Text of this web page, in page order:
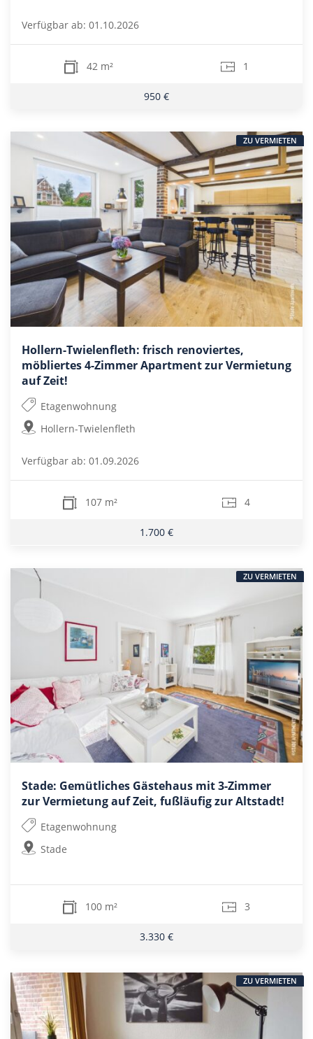
Verfügbar ab: 01.10.2026
42 m² 1
950 €
Hollern-Twielenfleth: frisch renoviertes,
möbliertes 4-Zimmer Apartment zur Vermietung
auf Zeit!
Etagenwohnung
Hollern-Twielenfleth
Verfügbar ab: 01.09.2026
107 m² 4
1.700 €
ZU VERMIETEN
Stade: Gemütliches Gästehaus mit 3-Zimmer
zur Vermietung auf Zeit, fußläufig zur Altstadt!
Etagenwohnung
Stade
100 m² 3
3.330 €
ZU VERMIETEN
ZU VERMIETEN